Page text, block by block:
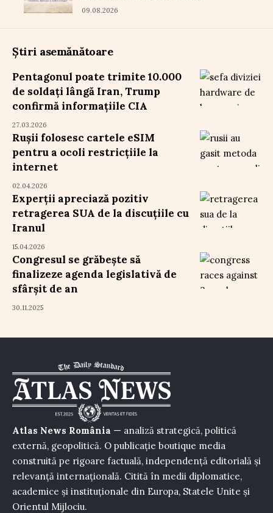
09.08.2026
Știri asemănătoare
Pentagonul poate trimite 10.000
de soldați lângă Iran, Trump
confirmă informațiile CIA
27.03.2026
Rușii folosesc cartele eSIM
pentru a ocoli restricțiile la
internet
02.04.2026
Experții apreciază pozitiv
retragerea SUA de la discuțiile cu
Iranul
15.04.2026
Congresul se grăbește să
finalizeze agenda legislativă de
sfârșit de an
30.11.2025
Atlas News România — analiză strategică, politică
externă, geopolitică. O publicație boutique media
construită pe rigoare factuală, independență editorială și
relevanță internațională. Citită în medii diplomatice,
academice și instituționale din Europa, Statele Unite și
Orientul Mijlociu.